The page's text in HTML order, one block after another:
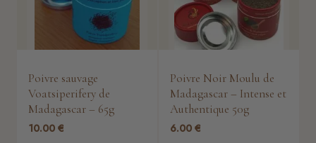
Poivre sauvage
Voatsiperifery de
Madagascar – 65g
10.00 €
Poivre Noir Moulu de
Madagascar – Intense et
Authentique 50g
6.00 €